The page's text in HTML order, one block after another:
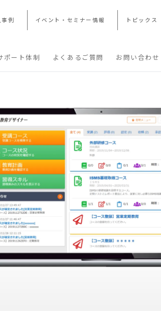
例 イベント・セミナー情報 トピックス
ポート体制 よくあるご質問 お問い合わせ